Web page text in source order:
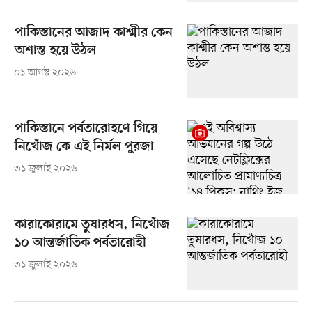
পাকিস্তানের আজাদ কাশ্মীর কেন
অশান্ত হয়ে উঠল
০১ আগস্ট ২০২৬
পাকিস্তানে পর্বতারোহণে গিয়ে
নিখোঁজ কে এই নির্মল পুরজা
৩১ জুলাই ২০২৬
কারাকোরামে তুষারধস, নিখোঁজ
১০ আন্তর্জাতিক পর্বতারোহী
৩১ জুলাই ২০২৬